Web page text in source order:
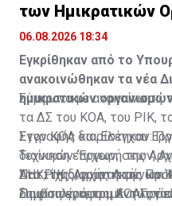
των Ημικρατικών
06.08.2026 18:34
Εγκρίθηκαν από το
ανακοινώθηκαν τα νέα
ημικρατικών
Σύμφωνα με ανακοίνωση
τα ΔΣ του ΚΟΑ, του ΡΙΚ,
Εγγραφής και Ελέγχου
Τεχνικών ‘Έργων, της
ΑΗΚ, της Αρχής Λιμένων
Συμβουλίου, του ΚΟΑΓ,
Στον ΚΟΑ διορίστηκαν:
διοίκηση επιχειρήσεων,
Παττίχης, γυμναστής
Παφίτη εγκεκριμένη
Στο ΡΙΚ διορίστηκαν:
δημοσιογράφος,